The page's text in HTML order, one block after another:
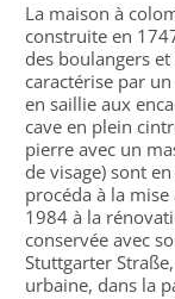
La maison à
construite en
des boulangers
caractérise par
en saillie aux
cave en plein
pierre avec un
de visage) sont
procéda à la
1984 à la
conservée avec
Stuttgarter
urbaine, dans la